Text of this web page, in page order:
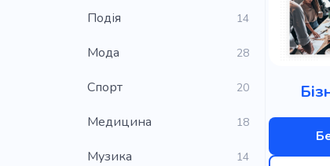
Подія 14
Мода 28
Cпорт 20
Медицина 18
Музика 14